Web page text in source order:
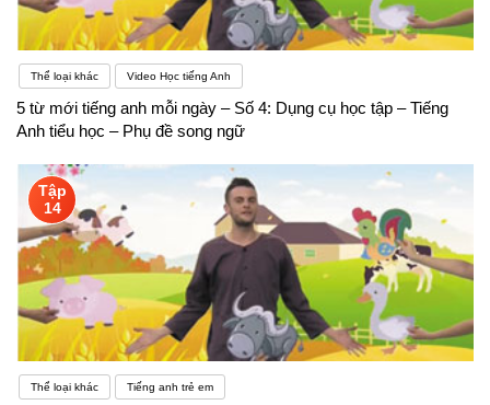
Thể loại khác Video Học tiếng Anh
5 từ mới tiếng anh mỗi ngày – Số 4: Dụng cụ học tập – Tiếng
Anh tiểu học – Phụ đề song ngữ
Tập
14
Thể loại khác Tiếng anh trẻ em